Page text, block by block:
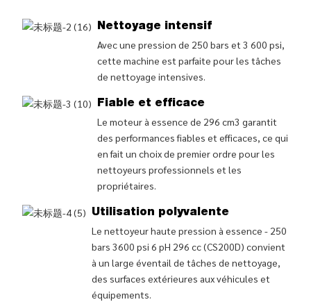
Nettoyage intensif
Avec une pression de 250 bars et 3 600 psi,
cette machine est parfaite pour les tâches
de nettoyage intensives.
Fiable et efficace
Le moteur à essence de 296 cm3 garantit
des performances fiables et efficaces, ce qui
en fait un choix de premier ordre pour les
nettoyeurs professionnels et les
propriétaires.
Utilisation polyvalente
Le nettoyeur haute pression à essence - 250
bars 3600 psi 6 pH 296 cc (CS200D) convient
à un large éventail de tâches de nettoyage,
des surfaces extérieures aux véhicules et
équipements.